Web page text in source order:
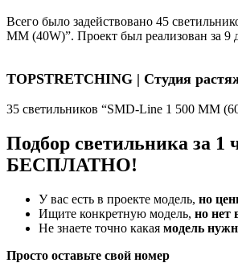
Всего было задействовано 45
ММ (40W)”. Проект был реализован за 9
TOPSTRETCHING | Студия
35 светильников “SMD-Line 1 500 ММ
Подбор светильника за 1
БЕСПЛАТНО!
У вас есть в проекте модель, но
Ищите конкретную модель, но нет
Не знаете точно какая модель
Просто оставьте свой номер